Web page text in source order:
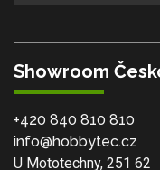
Showroom
+420 840 810 810
info@hobbytec.cz
U Mototechny, 251 62